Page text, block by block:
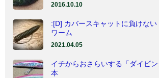
2016.10.10
:[D] カバースキャットに負けない
ワーム
2021.04.05
イチからおさらいする「ダイビ
本